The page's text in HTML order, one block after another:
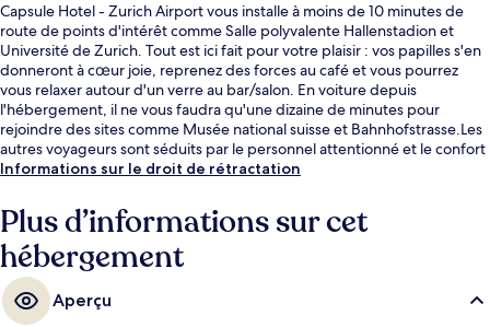
Capsule Hotel - Zurich Airport vous installe à moins de 10 minutes de
route de points d'intérêt comme Salle polyvalente Hallenstadion et
Université de Zurich. Tout est ici fait pour votre plaisir : vos papilles s'en
donneront à cœur joie, reprenez des forces au café et vous pourrez
vous relaxer autour d'un verre au bar/salon. En voiture depuis
l'hébergement, il ne vous faudra qu'une dizaine de minutes pour
rejoindre des sites comme Musée national suisse et Bahnhofstrasse.Les
autres voyageurs sont séduits par le personnel attentionné et le confort
des salles de bain. L'hébergement se situe à une très courte distance à
se trouve à 5 min et Arrêt de tram Zurich Flughafen, Fracht, à 8 min.
Informations sur le droit de rétractation
Plus d’informations sur cet
hébergement
Aperçu